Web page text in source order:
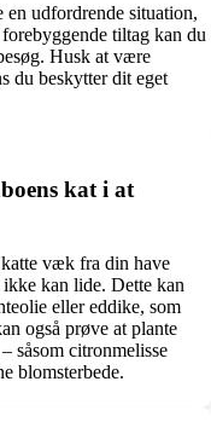
udfordrende situation,
tiltag kan du
Husk at være
du beskytter dit eget
kat i at
væk fra din have
ikke kan lide. Dette kan
eller eddike, som
også prøve at plante
såsom citronmelisse
blomsterbede.